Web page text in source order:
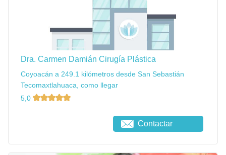
Dra. Carmen Damián Cirugía Plástica
Coyoacán a 249.1 kilómetros desde San Sebastián
Tecomaxtlahuaca, como llegar
5,0
Contactar